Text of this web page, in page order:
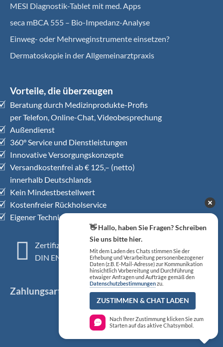
MESI Diagnostik-Tablet mit med. Apps
seca mBCA 555 – Bio-Impedanz-Analyse
Einweg- oder Mehrweginstrumente einsetzen?
Dermatoskopie in der Allgemeinarztpraxis
Vorteile, die überzeugen
Beratung durch Medizinprodukte-Profis
per Telefon, Online-Chat, Videobesprechung
Außendienst
360° Service und Dienstleistungen
Innovative Versorgungskonzepte
Versandkostenfrei ab € 125,– (netto)
innerhalb Deutschlands
Kein Mindestbestellwert
Kostenfreier Rückholservice
Eigener Technischer Kundendienst
Zertifiziertes QM-System
DIN EN ISO 13485
Zahlungsarten
👋 Hallo, haben Sie Fragen? Schreiben
Sie uns bitte hier.
Mit dem Laden des Chats stimmen Sie der
Erhebung und Verarbeitung personenbezogener
Daten (z.B. E-Mail-Adresse) zur Kommunikation
hinsichtlich Vorbereitung und Durchführung
etwaiger Anfragen und Aufträge gemäß den
Datenschutzbestimmungenzu.
ZUSTIMMEN & CHAT LADEN
Nach Ihrer Zustimmung klicken Sie zum
Starten auf das aktive Chatsymbol.